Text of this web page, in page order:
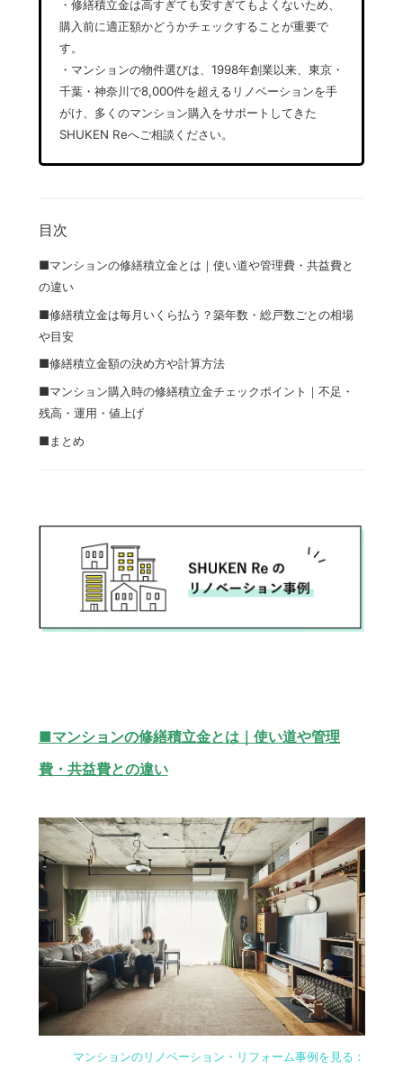
・修繕積立金は高すぎても安すぎてもよくないため、
購入前に適正額かどうかチェックすることが重要で
す。
・マンションの物件選びは、1998年創業以来、東京・
千葉・神奈川で8,000件を超えるリノベーションを手
がけ、多くのマンション購入をサポートしてきた
SHUKEN Reへご相談ください。
目次
■マンションの修繕積立金とは｜使い道や管理費・共益費と
の違い
■修繕積立金は毎月いくら払う？築年数・総戸数ごとの相場
や目安
■修繕積立金額の決め方や計算方法
■マンション購入時の修繕積立金チェックポイント｜不足・
残高・運用・値上げ
■まとめ
■マンションの修繕積立金とは｜使い道や管理
費・共益費との違い
マンションのリノベーション・リフォーム事例を見る：